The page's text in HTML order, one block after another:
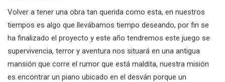
Volver a tener una obra tan querida como esta, en nuestros
tiempos es algo que llevábamos tiempo deseando, por fin se
ha finalizado el proyecto y este año tendremos este juego se
supervivencia, terror y aventura nos situará en una antigua
mansión que corre el rumor que está maldita, nuestra misión
es encontrar un piano ubicado en el desván porque un